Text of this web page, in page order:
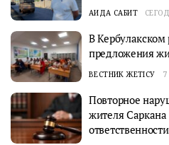
АИДА САБИТ
В
предложения
ВЕСТНИК ЖЕТІСУ
Повторное
жителя Саркана
ответственности